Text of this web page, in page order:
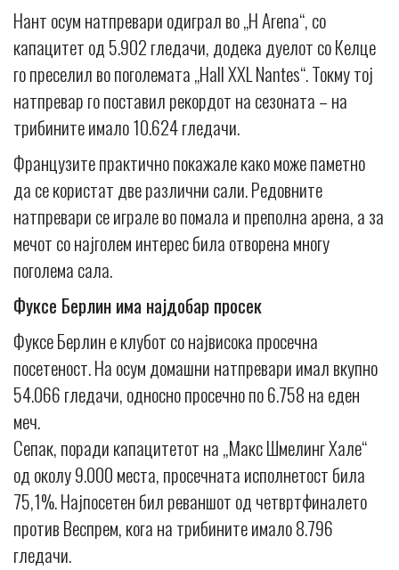
Нант осум натпревари одиграл во „H Arena“, со
капацитет од 5.902 гледачи, додека дуелот со Келце
го преселил во поголемата „Hall XXL Nantes“. Токму тој
натпревар го поставил рекордот на сезоната – на
трибините имало 10.624 гледачи.
Французите практично покажале како може паметно
да се користат две различни сали. Редовните
натпревари се играле во помала и преполна арена, а за
мечот со најголем интерес била отворена многу
поголема сала.
Фуксе Берлин има најдобар просек
Фуксе Берлин е клубот со највисока просечна
посетеност. На осум домашни натпревари имал вкупно
54.066 гледачи, односно просечно по 6.758 на еден
меч.
Сепак, поради капацитетот на „Макс Шмелинг Хале“
од околу 9.000 места, просечната исполнетост била
75,1%. Најпосетен бил реваншот од четвртфиналето
против Веспрем, кога на трибините имало 8.796
гледачи.